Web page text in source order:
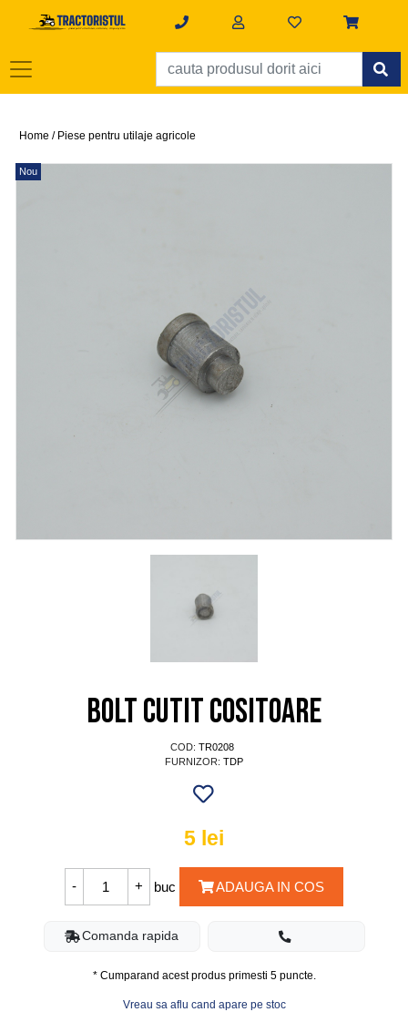
Home / Piese pentru utilaje agricole
Nou
Bolt cutit cositoare
COD: TR0208
FURNIZOR: TDP
5 lei
buc ADAUGA IN COS
Comanda rapida
* Cumparand acest produs primesti 5puncte.
Vreau sa aflu cand apare pe stoc